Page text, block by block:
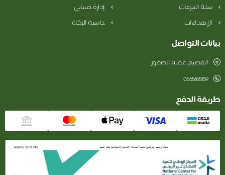
سلة التبرعات
إدارة حسابي
الإهداءات
حاسبة الزكاة
بيانات التواصل
القصيم عقلة الصقور
0565165159
طريقة الدفع